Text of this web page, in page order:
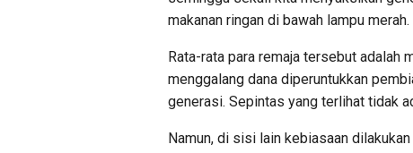
makanan ringan di bawah lampu merah.
Rata-rata para remaja tersebut adalah
menggalang dana diperuntukkan
generasi. Sepintas yang terlihat tidak
Namun, di sisi lain kebiasaan